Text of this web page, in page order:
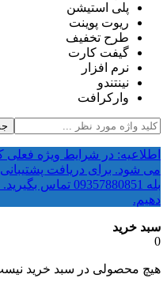
پلی استیشن
ریوت پوینت
طرح تخفیف
گیفت کارت
نرم افزار
نینتندو
وارکرافت
اطلاعیه: در شرایط ویژه
می شود. برای دریافت پشتیبانی
بله 09357880851
دهیم.
سبد خرید
0
هیچ محصولی در سبد خرید